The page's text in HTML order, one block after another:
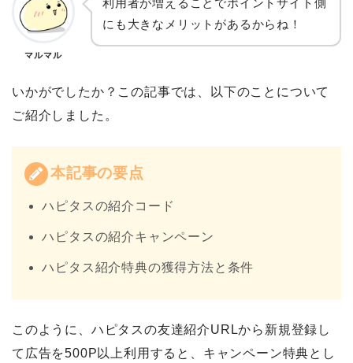
マルマル
にも大きなメリットがあるからね！
いかがでしたか？この記事では、以下のことについて
ご紹介しました。
本記事の要点
ハピタスの紹介コード
ハピタスの紹介キャンペーン
ハピタス紹介特典の獲得方法と条件
このように、ハピタスの友達紹介URLから新規登録し
て広告を500P以上利用すると、キャンペーン特典とし